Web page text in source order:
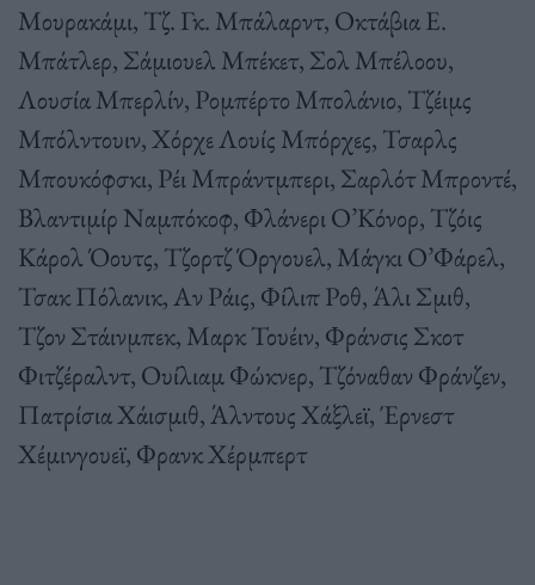
Μουρακάμι, Τζ. Γκ. Μπάλαρντ, Οκτάβια Ε.
Μπάτλερ, Σάμιουελ Μπέκετ, Σολ Μπέλοου,
Λουσία Μπερλίν, Ρομπέρτο Μπολάνιο, Τζέιμς
Μπόλντουιν, Χόρχε Λουίς Μπόρχες, Τσαρλς
Μπουκόφσκι, Ρέι Μπράντμπερι, Σαρλότ Μπροντέ,
Βλαντιμίρ Ναμπόκοφ, Φλάνερι Ο’Κόνορ, Τζόις
Κάρολ Όουτς, Τζορτζ Όργουελ, Μάγκι Ο’Φάρελ,
Τσακ Πόλανικ, Αν Ράις, Φίλιπ Ροθ, Άλι Σμιθ,
Τζον Στάινμπεκ, Μαρκ Τουέιν, Φράνσις Σκοτ
Φιτζέραλντ, Ουίλιαμ Φώκνερ, Τζόναθαν Φράνζεν,
Πατρίσια Χάισμιθ, Άλντους Χάξλεϊ, Έρνεστ
Χέμινγουεϊ, Φρανκ Χέρμπερτ